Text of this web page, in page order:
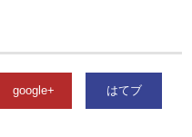
google+ はてブ